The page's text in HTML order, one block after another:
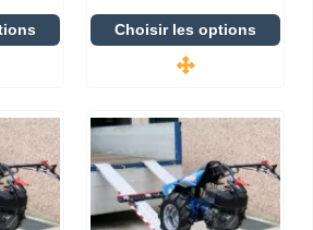
Choisir les options